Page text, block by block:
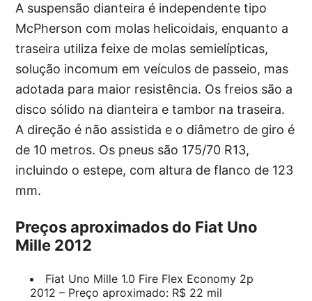
A suspensão dianteira é independente tipo
McPherson com molas helicoidais, enquanto a
traseira utiliza feixe de molas semielípticas,
solução incomum em veículos de passeio, mas
adotada para maior resistência. Os freios são a
disco sólido na dianteira e tambor na traseira.
A direção é não assistida e o diâmetro de giro é
de 10 metros. Os pneus são 175/70 R13,
incluindo o estepe, com altura de flanco de 123
mm.
Preços aproximados do Fiat Uno
Mille 2012
Fiat Uno Mille 1.0 Fire Flex Economy 2p
2012 – Preço aproximado: R$ 22 mil